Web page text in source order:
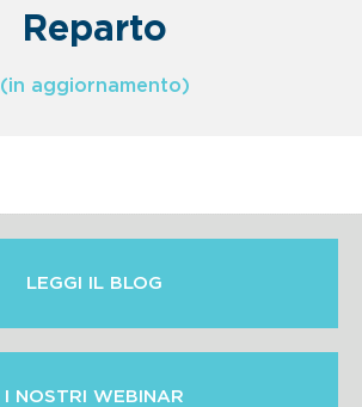
Reparto
(in aggiornamento)
LEGGI IL BLOG
I NOSTRI WEBINAR